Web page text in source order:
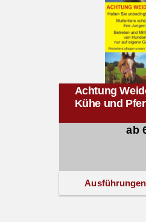
Achtung
Kühe und
ab
Ausführungen